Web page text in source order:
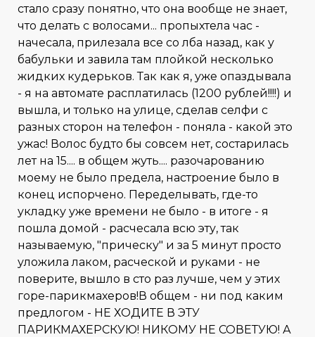
стало сразу понятно, что она вообще не знает,
что делать с волосами... пропыхтела час -
начесала, прилезала все со лба назад, как у
бабульки и завила там плойкой несколько
жидких кудерьков. Так как я, уже опаздывала
- я на автомате расплатилась (1200 рублей!!!!) и
вышла, и только на улице, сделав селфи с
разных сторон на телефон - поняла - какой это
ужас! Волос будто бы совсем нет, состарилась
лет на 15.... в общем жуть.... разочарованию
моему не было предела, настроение было в
конец испорчено. Переделывать, где-то
укладку уже времени не было - в итоге - я
пошла домой - расчесала всю эту, так
называемую, "прическу" и за 5 минут просто
уложила лаком, расческой и руками - не
поверите, вышло в сто раз лучше, чем у этих
горе-парикмахеров!В общем - ни под каким
предлогом - НЕ ХОДИТЕ В ЭТУ
ПАРИКМАХЕРСКУЮ! НИКОМУ НЕ СОВЕТУЮ! А